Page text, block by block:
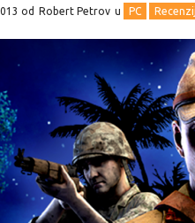
od Robert Petrov u PC